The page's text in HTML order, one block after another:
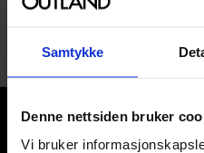
Samtykke
Denne nettsiden bruker
Vi bruker